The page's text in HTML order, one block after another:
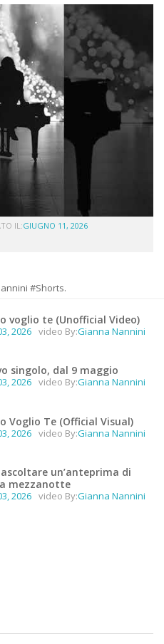
IL:GIUGNO 11, 2026
#Shorts.
voglio te (Unofficial Video)
2026 video By:Gianna Nannini
singolo, dal 9 maggio
2026 video By:Gianna Nannini
Voglio Te (Official Visual)
2026 video By:Gianna Nannini
un’anteprima di
a mezzanotte
2026 video By:Gianna Nannini